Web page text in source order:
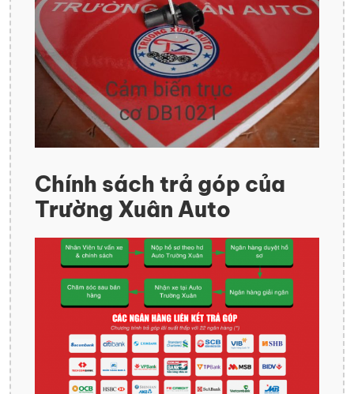
Chính sách trả góp của
Trường Xuân Auto